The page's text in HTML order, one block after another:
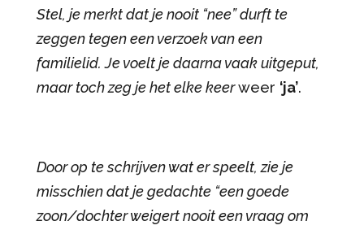
Stel, je merkt dat je nooit “nee” durft te
zeggen tegen een verzoek van een
familielid. Je voelt je daarna vaak uitgeput,
maar toch zeg je het elke keerweer ‘ja’.
Door op te schrijven wat er speelt, zie je
misschien dat je gedachte “een goede
zoon/dochter weigert nooit een vraag om